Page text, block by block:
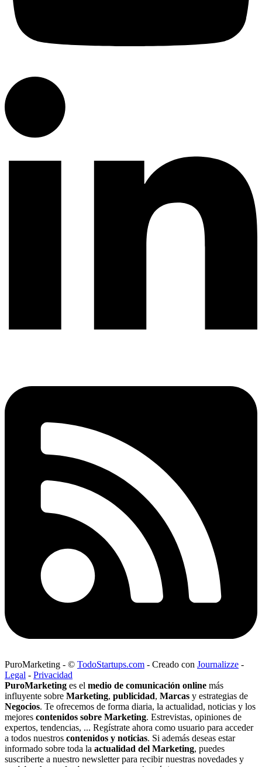
PuroMarketing - © TodoStartups.com - Creado con Journalizze -
Legal - Privacidad
PuroMarketing es el medio de comunicación online más
influyente sobre Marketing, publicidad, Marcas y estrategias de
Negocios. Te ofrecemos de forma diaria, la actualidad, noticias y los
mejores contenidos sobre Marketing. Estrevistas, opiniones de
expertos, tendencias, ... Regístrate ahora como usuario para acceder
a todos nuestros contenidos y noticias. Si además deseas estar
informado sobre toda la actualidad del Marketing, puedes
suscriberte a nuestro newsletter para recibir nuestras novedades y